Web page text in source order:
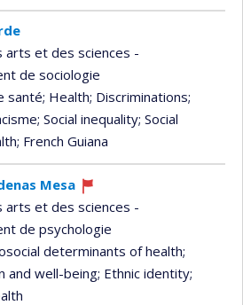
arts et des sciences -
de sociologie
santé; Health; Discriminations;
; Social inequality; Social
; French Guiana
Mesa
Currently
recruiting
arts et des sciences -
de psychologie
determinants of health;
and well-being; Ethnic identity;